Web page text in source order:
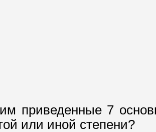
приведенные 7
или иной степени?